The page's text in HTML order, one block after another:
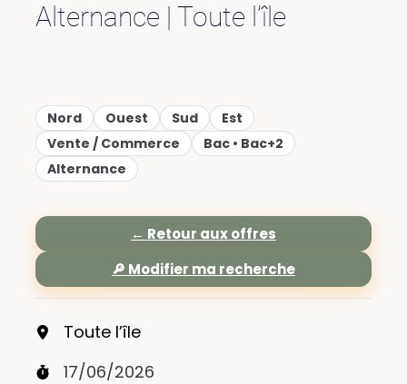
Alternance | Toute l’île
Nord Ouest Sud
Est
Vente / Commerce
Bac • Bac+2
Alternance
← Retour aux offres
🔎 Modifier ma recherche
Toute l’île
17/06/2026